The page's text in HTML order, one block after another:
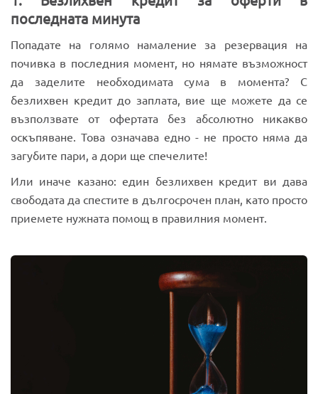
последната минута
Попадате на голямо намаление за резервация на
почивка в последния момент, но нямате възможност
да заделите необходимата сума в момента? С
безлихвен кредит до заплата, вие ще можете да се
възползвате от офертата без абсолютно никакво
оскъпяване. Това означава едно - не просто няма да
загубите пари, а дори ще спечелите!
Или иначе казано: един безлихвен кредит ви дава
свободата да спестите в дългосрочен план, като просто
приемете нужната помощ в правилния момент.